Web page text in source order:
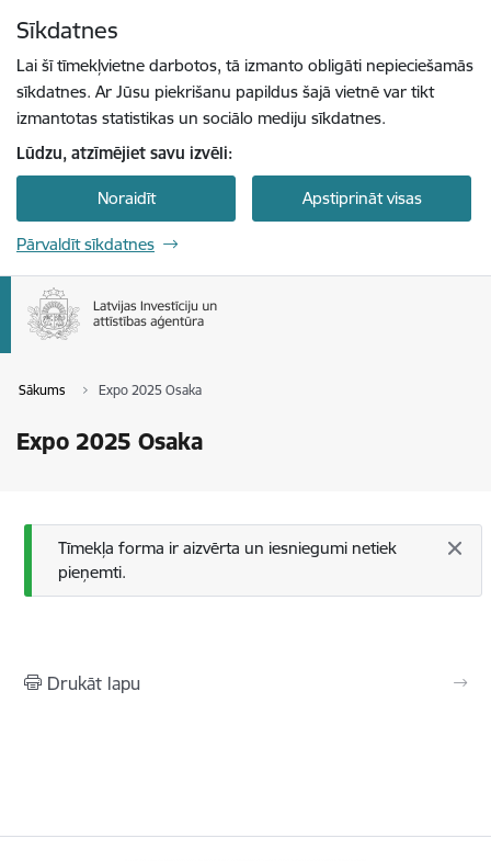
Sīkdatnes
Lai šī tīmekļvietne darbotos, tā izmanto obligāti nepieciešamās
sīkdatnes. Ar Jūsu piekrišanu papildus šajā vietnē var tikt
izmantotas statistikas un sociālo mediju sīkdatnes.
Lūdzu, atzīmējiet savu izvēli:
Noraidīt Apstiprināt visas
Pārvaldīt sīkdatnes
Sākums Expo 2025 Osaka
Expo 2025 Osaka
Statusa ziņojums
Tīmekļa forma ir aizvērta un iesniegumi netiek
pieņemti.
Drukāt lapu